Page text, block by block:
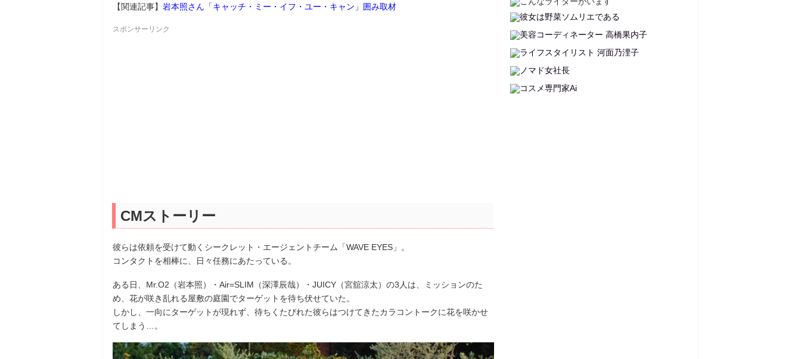
【関連記事】 岩本照さん「キャッチ・ミー・イフ・ユー・キャン」囲み取材
スポンサーリンク
CMストーリー
彼らは依頼を受けて動くシークレット・エージェントチーム「WAVE EYES」。
コンタクトを相棒に、日々任務にあたっている。
ある日、Mr.O2（岩本照）・Air=SLIM（深澤辰哉）・JUICY（宮舘涼太）の3人は、ミッションのた
め、花が咲き乱れる屋敷の庭園でターゲットを待ち伏せていた。
しかし、一向にターゲットが現れず、待ちくたびれた彼らはつけてきたカラコントークに花を咲かせ
てしまう…。